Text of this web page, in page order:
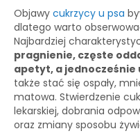
Objawy cukrzycy u psa
dlatego warto
Najbardziej
pragnienie, częste
apetyt, a jednocześnie
także stać się ospały,
matowa. Stwierdzenie
lekarskiej, dobrania
oraz zmiany sposobu